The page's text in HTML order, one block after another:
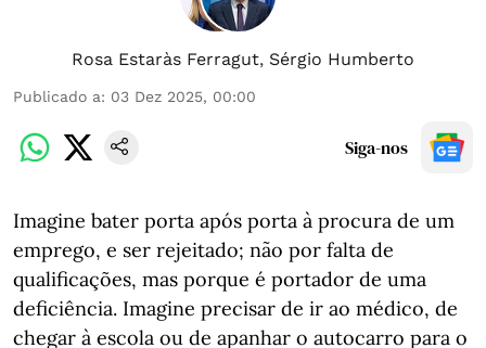
Rosa Estaràs Ferragut, Sérgio Humberto
Publicado a: 03 Dez 2025, 00:00
Siga-nos
Imagine bater porta após porta à procura de um
emprego, e ser rejeitado; não por falta de
qualificações, mas porque é portador de uma
deficiência. Imagine precisar de ir ao médico, de
chegar à escola ou de apanhar o autocarro para o